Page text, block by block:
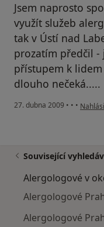
Jsem naprosto
využít služeb
tak v Ústí nad
prozatím předčil -
přístupem k
dlouho
27. dubna 2009 • • • podle
Související
Alergologové v
Alergologové
Alergologové